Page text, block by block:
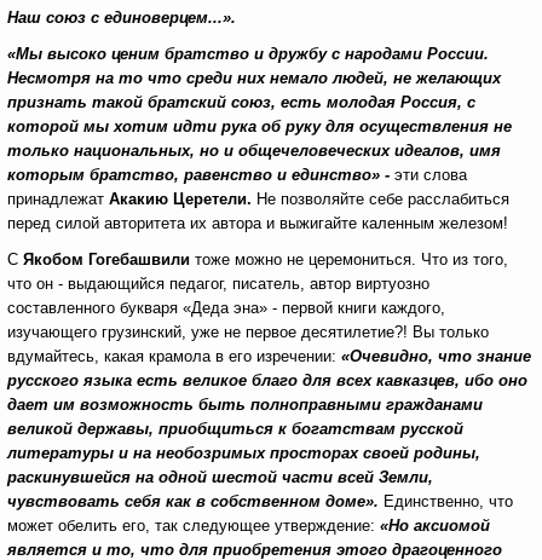
Наш союз с единоверцем...».
«Мы высоко ценим братство и дружбу с народами России.
Несмотря на то что среди них немало людей, не желающих
признать такой братский союз, есть молодая Россия, с
которой мы хотим идти рука об руку для осуществления не
только национальных, но и общечеловеческих идеалов, имя
которым братство, равенство и единство» - эти слова
принадлежат Акакию Церетели. Не позволяйте себе расслабиться
перед силой авторитета их автора и выжигайте каленным железом!
С Якобом Гогебашвили тоже можно не церемониться. Что из того,
что он - выдающийся педагог, писатель, автор виртуозно
составленного букваря «Деда эна» - первой книги каждого,
изучающего грузинский, уже не первое десятилетие?! Вы только
вдумайтесь, какая крамола в его изречении: «Очевидно, что знание
русского языка есть великое благо для всех кавказцев, ибо оно
дает им возможность быть полно­правными гражданами
великой державы, приобщиться к богатствам русской
литературы и на необозримых просторах своей родины,
раскинувшейся на одной шестой части всей Земли,
чувствовать себя как в собственном доме». Единственно, что
может обелить его, так следующее утверждение: «Но аксиомой
является и то, что для приобретения этого драгоценного